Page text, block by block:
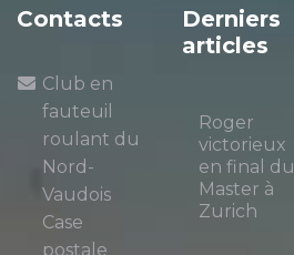
Contacts
Club en
fauteuil
roulant du
Nord-
Vaudois
Case
postale
Derniers
articles
Roger
victorieux
en final du
Master à
Zurich